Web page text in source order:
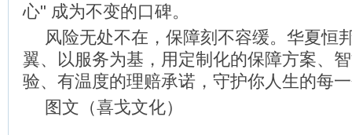
心" 成为不变的口碑。
风险无处不在，保障刻不容缓。华夏恒
翼、以服务为基，用定制化的保障方案、
验、有温度的理赔承诺，守护你人生的每
图文（喜戈文化）